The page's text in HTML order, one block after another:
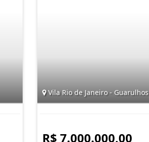
Vila Rio de Janeiro - Guarulhos
R$ 7.000.000,00